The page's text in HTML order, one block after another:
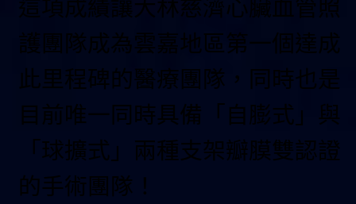
這項成績讓大林慈濟心臟血管照
護團隊成為雲嘉地區第一個達成
此里程碑的醫療團隊，同時也是
目前唯一同時具備「自膨式」與
「球擴式」兩種支架瓣膜雙認證
的手術團隊！